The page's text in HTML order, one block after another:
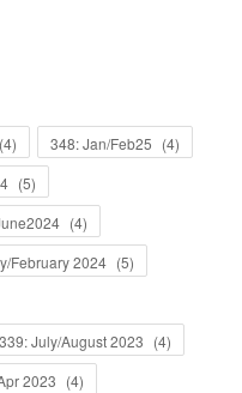
(4) 348: Jan/Feb25 (4)
(5)
(4)
February 2024 (5)
339: July/August 2023 (4)
2023 (4)